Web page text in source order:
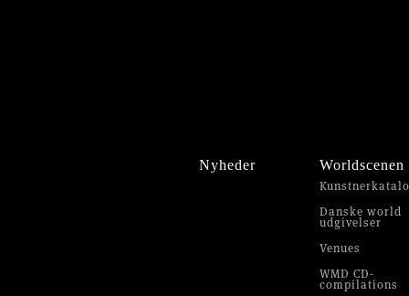
Nyheder
Worldscenen
Danske world
udgivelser
Venues
WMD CD-
compilations